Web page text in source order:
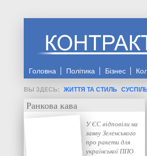
Головна Політика Бізнес
ЖИТТЯ ТА СТИЛЬ
Ранкова кава
У ЄС відповіли на
заяву Зеленського
про ракети для
української ППО